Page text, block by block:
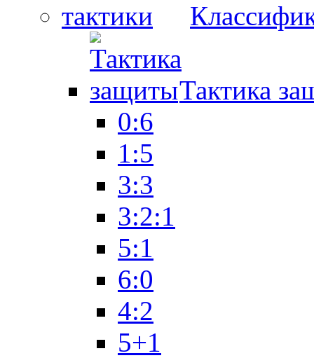
Тактика
0:6
1:5
3:3
3:2:1
5:1
6:0
4:2
5+1